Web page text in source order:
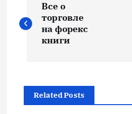
а
г
Все о
торговле
на форекс
книги
Related Posts